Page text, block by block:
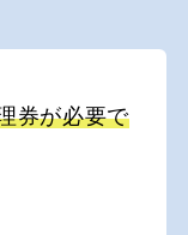
券が必要で